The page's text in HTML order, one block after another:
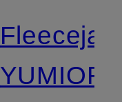
FACE
YUMIORI